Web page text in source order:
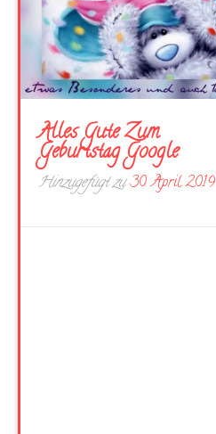
Alles Gute Zum
Geburtstag Google
Hinzugefügt zu30. April 2019